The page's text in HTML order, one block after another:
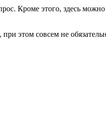
Кроме этого, здесь
этом совсем не